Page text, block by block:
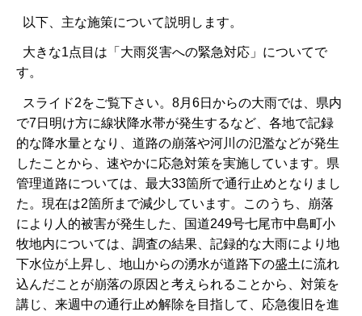
以下、主な施策について説明します。
大きな1点目は「大雨災害への緊急対応」についてで
す。
スライド2をご覧下さい。8月6日からの大雨では、県内
で7日明け方に線状降水帯が発生するなど、各地で記録
的な降水量となり、道路の崩落や河川の氾濫などが発生
したことから、速やかに応急対策を実施しています。県
管理道路については、最大33箇所で通行止めとなりまし
た。現在は2箇所まで減少しています。このうち、崩落
により人的被害が発生した、国道249号七尾市中島町小
牧地内については、調査の結果、記録的な大雨により地
下水位が上昇し、地山からの湧水が道路下の盛土に流れ
込んだことが崩落の原因と考えられることから、対策を
講じ、来週中の通行止め解除を目指して、応急復旧を進